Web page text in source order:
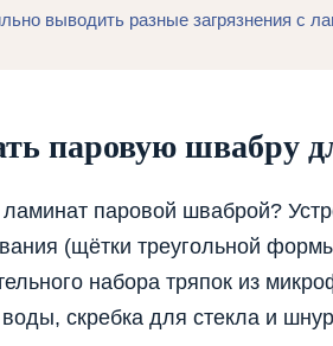
выводить разные загрязнения с
паровую швабру
паровой шваброй?
(щётки треугольной
набора тряпок из
скребка для стекла и